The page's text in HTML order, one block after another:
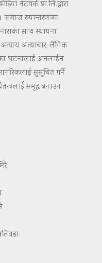
नेटवर्क प्रा.लि.द्वारा
‘समाज रुपान्तरणका
साथ स्थापना
अत्याचार, लैंगिक
घटनालाई अनलाईन
सुसूचित गर्ने
समृद्ध बनाउन